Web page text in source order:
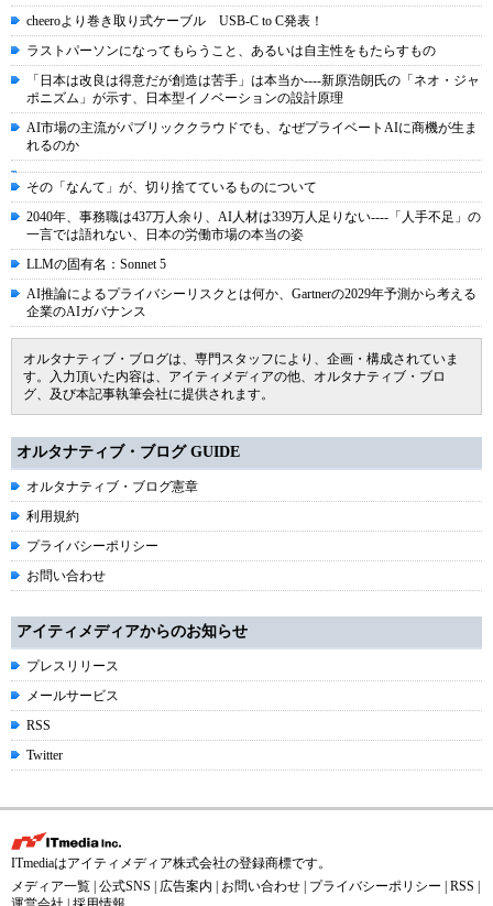
cheeroより巻き取り式ケーブル USB-C to C発表！
ラストパーソンになってもらうこと、あるいは自主性をもたらすもの
「日本は改良は得意だが創造は苦手」は本当か----新原浩朗氏の「ネオ・ジャ
ポニズム」が示す、日本型イノベーションの設計原理
AI市場の主流がパブリッククラウドでも、なぜプライベートAIに商機が生ま
れるのか
その「なんて」が、切り捨てているものについて
2040年、事務職は437万人余り、AI人材は339万人足りない----「人手不足」の
一言では語れない、日本の労働市場の本当の姿
LLMの固有名：Sonnet 5
AI推論によるプライバシーリスクとは何か、Gartnerの2029年予測から考える
企業のAIガバナンス
オルタナティブ・ブログは、専門スタッフにより、企画・構成されていま
す。入力頂いた内容は、アイティメディアの他、オルタナティブ・ブロ
グ、及び本記事執筆会社に提供されます。
オルタナティブ・ブログ GUIDE
オルタナティブ・ブログ憲章
利用規約
プライバシーポリシー
お問い合わせ
アイティメディアからのお知らせ
プレスリリース
メールサービス
RSS
Twitter
ITmediaはアイティメディア株式会社の登録商標です。
メディア一覧 | 公式SNS | 広告案内 | お問い合わせ | プライバシーポリシー | RSS |